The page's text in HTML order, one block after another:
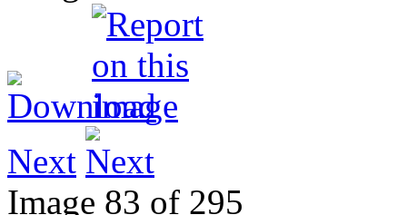
Next
Image 83 of 295